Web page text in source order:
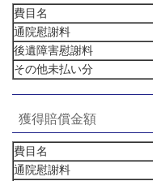
費目名
通院慰謝料
後遺障害慰謝料
その他未払い分
獲得賠償金額
費目名
通院慰謝料